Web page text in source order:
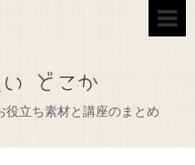
役立ち素材と講座のまとめ